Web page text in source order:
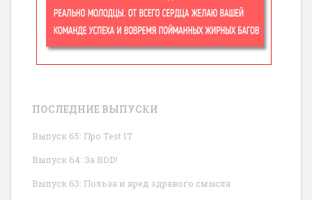
ПОСЛЕДНИЕ ВЫПУСКИ
Выпуск 65: Про Test IT
Выпуск 64: За BDD!
Выпуск 63: Польза и вред здравого смысла